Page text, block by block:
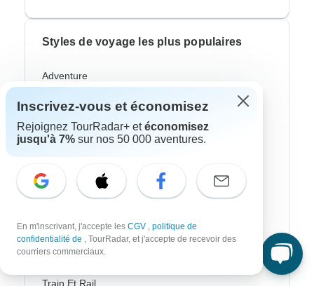
Styles de voyage les plus populaires
Adventure
Vélo
Randonnee & Trek
Croisière Fluviale
Voyages Culturel
Autocar / Bus
Train Et Rail
Inscrivez-vous et économisez
Rejoignez TourRadar+ etéconomisez
jusqu'à 7% sur nos 50 000 aventures.
En m'inscrivant, j'accepte les CGV , politique de
confidentialité de , TourRadar, et j'accepte de recevoir des
courriers commerciaux.